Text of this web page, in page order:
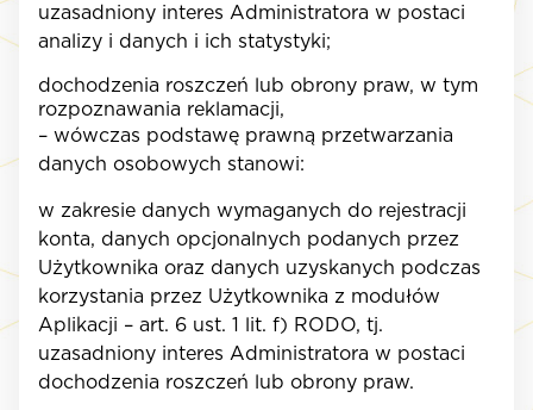
uzasadniony interes Administratora w postaci
analizy i danych i ich statystyki;
dochodzenia roszczeń lub obrony praw, w tym
rozpoznawania reklamacji,
– wówczas podstawę prawną przetwarzania
danych osobowych stanowi:
w zakresie danych wymaganych do rejestracji
konta, danych opcjonalnych podanych przez
Użytkownika oraz danych uzyskanych podczas
korzystania przez Użytkownika z modułów
Aplikacji – art. 6 ust. 1 lit. f) RODO, tj.
uzasadniony interes Administratora w postaci
dochodzenia roszczeń lub obrony praw.